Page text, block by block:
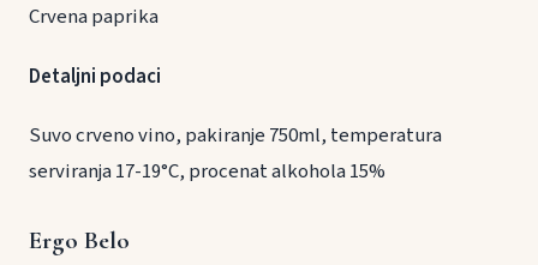
Crvena paprika
Detaljni podaci
Suvo crveno vino, pakiranje 750ml, temperatura
serviranja 17-19°C, procenat alkohola 15%
Ergo Belo